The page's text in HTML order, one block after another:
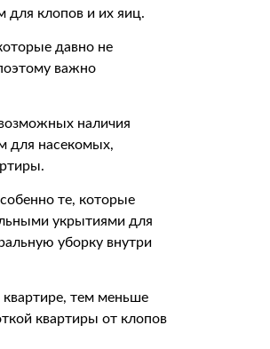
для клопов и их яиц.
давно не
важно
наличия
для насекомых,
те, которые
укрытиями для
уборку внутри
тем меньше
квартиры от клопов